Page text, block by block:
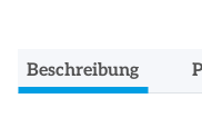
Beschreibung